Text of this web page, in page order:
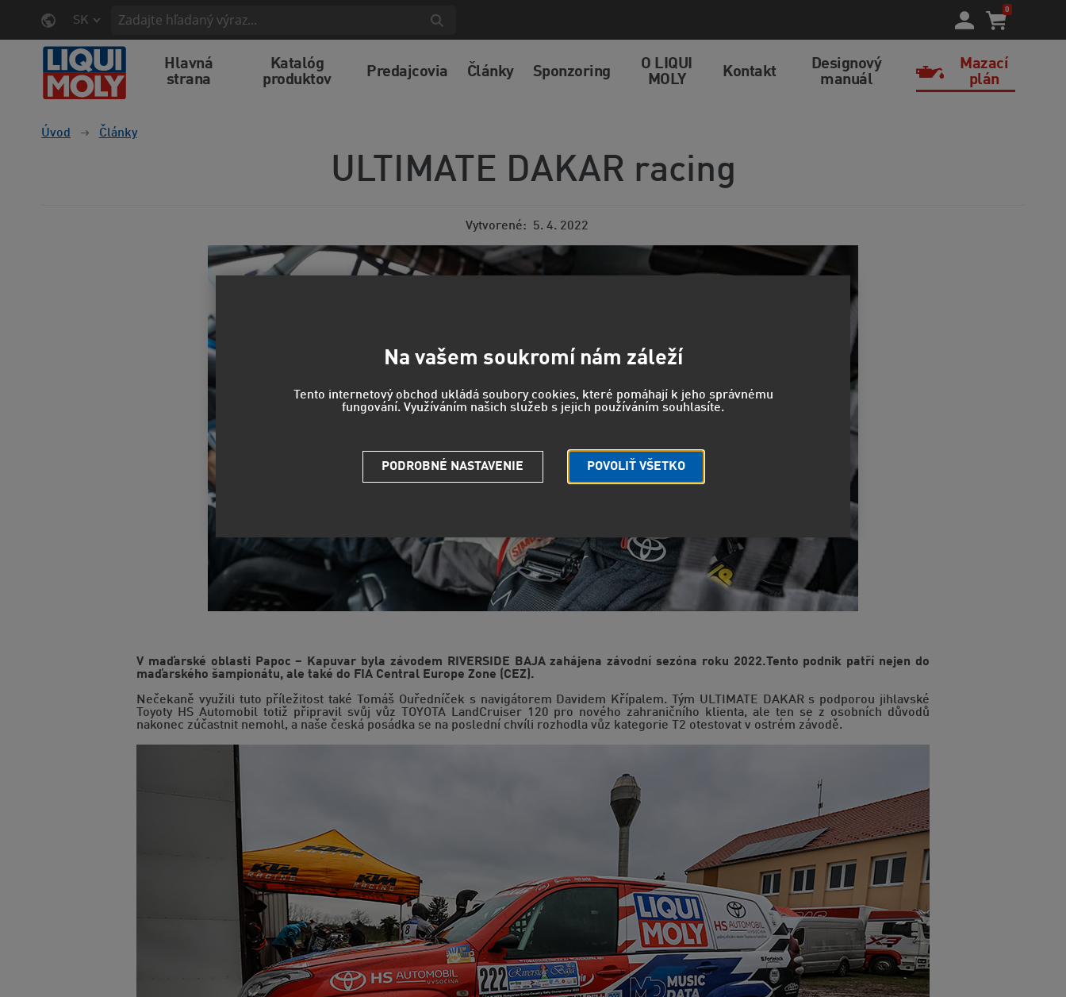
SK
0
Hlavná
strana
Katalóg
produktov
Predajcovia Články Sponzoring
O LIQUI
MOLY
Kontakt
Designový
manuál
Mazací
plán
Úvod Články
ULTIMATE DAKAR racing
Vytvorené 5. 4. 2022
V maďarské oblasti Papoc – Kapuvar byla závodem RIVERSIDE BAJA zahájena závodní sezóna roku 2022.Tento podnik patří nejen do
maďarského šampionátu, ale také do FIA Central Europe Zone (CEZ).
Nečekaně využili tuto příležitost také Tomáš Ouředníček s navigátorem Davidem Křípalem. Tým ULTIMATE DAKAR s podporou jihlavské
Toyoty HS Automobil totiž připravil svůj vůz TOYOTA LandCruiser 120 pro nového zahraničního klienta, ale ten se z osobních důvodů
nakonec zúčastnit nemohl, a naše česká posádka se na poslední chvíli rozhodla vůz kategorie T2 otestovat v ostrém závodě.
Na vašem soukromí nám záleží
Tento internetový obchod ukládá soubory cookies, které pomáhají k jeho správnému
fungování. Využíváním našich služeb s jejich používáním souhlasíte.
POVOLIŤ VŠETKO
PODROBNÉ NASTAVENIE